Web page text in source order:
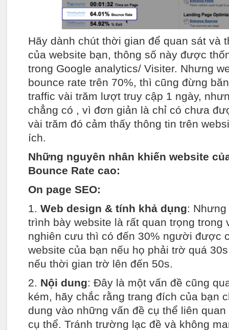
Hãy dành chút thời gian để quan sát và
của website bạn, thông số này được
trong Google analytics/ Visiter. Nhưng
bounce rate trên 70%, thì cũng đừng
traffic vài trăm lượt truy cập 1 ngày,
chẳng có , vì đơn giản là chỉ có chưa
vài trăm đó cảm thấy thông tin trên
ích.
Những nguyên nhân khiến website
Bounce Rate cao:
On page SEO:
1. Web design & tính khả dụng:
trình bày website là rất quan trọng trong
nghiên cưu thì có đến 30% người được
website của bạn nếu họ phải trờ quá
nếu thời gian trờ lên đến 50s.
2. Nội dung: Đây là một vấn đề cũng
kém, hãy chắc rằng trang đích của bạn
dung vào những vấn đề cụ thể liên
cụ thể. Tránh trường lạc đề và không